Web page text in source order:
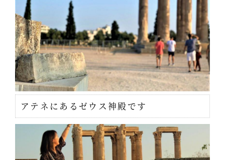
アテネにあるゼウス神殿です